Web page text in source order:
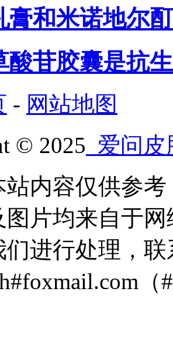
膏和米诺地尔
酸苷胶囊是抗
- 网站地图
© 2025 爱问皮
站内容仅供参
图片均来自于
们进行处理，
（